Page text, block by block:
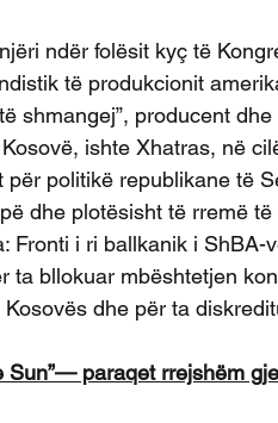
ndër folësit kyç të
të produkcionit
shmangej”, producent
ishte Xhatras, në
për politikë republikane të
dhe plotësisht të rremë
Fronti i ri ballkanik i
ta bllokuar mbështetjen
dhe për ta
Sun”— paraqet rrejshëm